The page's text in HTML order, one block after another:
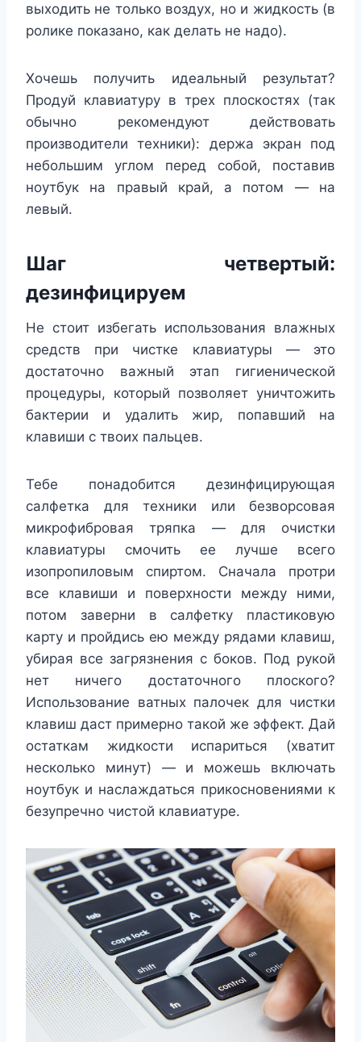
выходить не только воздух, но и жидкость (в
ролике показано, как делать не надо).
Хочешь получить идеальный результат?
Продуй клавиатуру в трех плоскостях (так
обычно рекомендуют действовать
производители техники): держа экран под
небольшим углом перед собой, поставив
ноутбук на правый край, а потом — на
левый.
Шаг четвертый:
дезинфицируем
Не стоит избегать использования влажных
средств при чистке клавиатуры — это
достаточно важный этап гигиенической
процедуры, который позволяет уничтожить
бактерии и удалить жир, попавший на
клавиши с твоих пальцев.
Тебе понадобится дезинфицирующая
салфетка для техники или безворсовая
микрофибровая тряпка — для очистки
клавиатуры смочить ее лучше всего
изопропиловым спиртом. Сначала протри
все клавиши и поверхности между ними,
потом заверни в салфетку пластиковую
карту и пройдись ею между рядами клавиш,
убирая все загрязнения с боков. Под рукой
нет ничего достаточного плоского?
Использование ватных палочек для чистки
клавиш даст примерно такой же эффект. Дай
остаткам жидкости испариться (хватит
несколько минут) — и можешь включать
ноутбук и наслаждаться прикосновениями к
безупречно чистой клавиатуре.